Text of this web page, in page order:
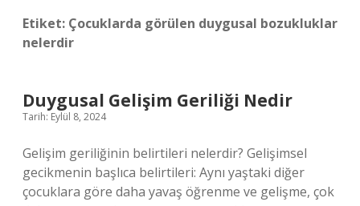
Etiket: Çocuklarda görülen duygusal bozukluklar
nelerdir
Duygusal Gelişim Geriliği Nedir
Tarih: Eylül 8, 2024
Gelişim geriliğinin belirtileri nelerdir? Gelişimsel
gecikmenin başlıca belirtileri: Aynı yaştaki diğer
çocuklara göre daha yavaş öğrenme ve gelişme, çok